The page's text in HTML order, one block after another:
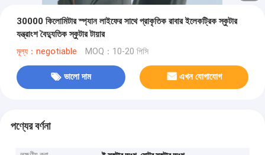
30000 কিলোমিটার স্প্যান লাইফের সাথে প্রাকৃতিক রাবার ইলেকট্রিক স্কুটার
যন্ত্রাংশ বৈদ্যুতিক স্কুটার টায়ার
মূল্য：negotiable MOQ：10-20 পিসি
ভালো দাম এখন যোগাযোগ
পণ্যের বর্ণনা